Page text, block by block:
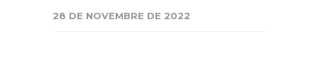
28 DE NOVEMBRE DE 2022